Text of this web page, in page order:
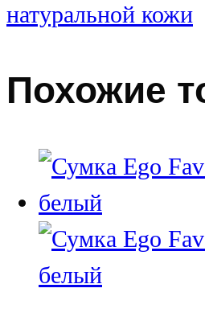
натуральной кожи
Похожие